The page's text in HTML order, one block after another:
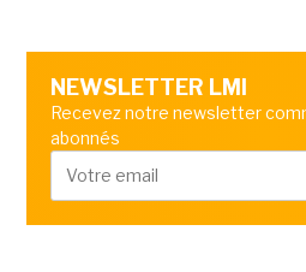
NEWSLETTER LMI
Recevez notre newsletter
abonnés